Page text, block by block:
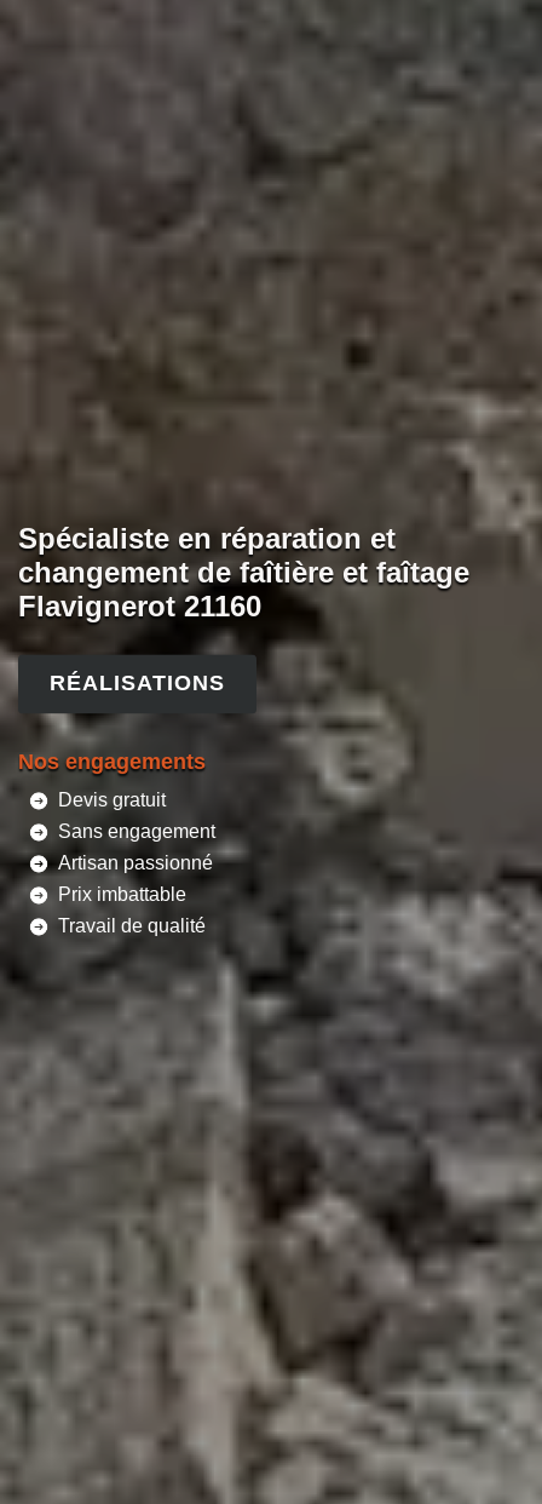
Spécialiste en réparation et
changement de faîtière et faîtage
Flavignerot 21160
RÉALISATIONS
Nos engagements
Devis gratuit
Sans engagement
Artisan passionné
Prix imbattable
Travail de qualité